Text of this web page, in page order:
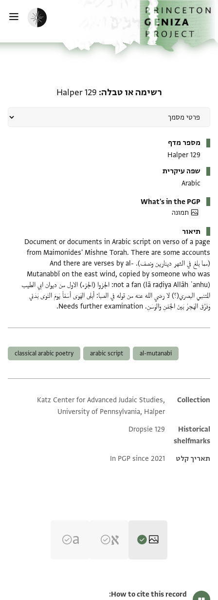
לתוכןהבית
הפעלת מצב כהה
רשימה או טבלה Halper 129
מספר מדף
Halper 129
שפה עיקרית
Arabic
What's in the PGP
תמונה
תיאור
Document or documents in Arabic script on verso of a page
from Maimonides' Mishne Torah. There are some accounts
(مما بلغ في الشهر دينارين ونصف). And there are verses by al-
Mutanabbī on the east wind, copied by someone who was
not a fan (lā raḍiya Allāh ʿanhu): الجزوا (الجزء) الاول من ديوان ابي الطيب
المتنبي البصري(؟) لا رضي الله عنه من قوله في الصبا: أَبلى الهَوى أَسَفاً يَومَ النَوى بَدَني
وَفَرَّقَ الهَجرُ بَينَ الجَفنِ وَالوَسَنِ. Needs further examination.
al-mutanabi
arabic script
classical arabic poetry
Additional metadata
Collection
Katz Center for Advanced Judaic Studies,
University of Pennsylvania, Halper
Historical
shelfmarks
Dropsie 129
תאריך קלט In PGP since 2021
How to cite this record: